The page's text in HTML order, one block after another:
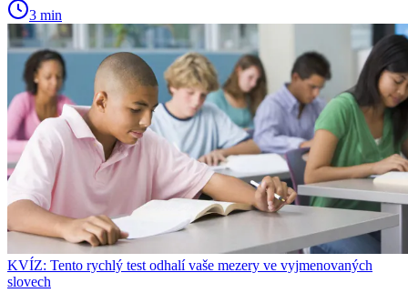
3 min
KVÍZ: Tento rychlý test odhalí vaše mezery ve vyjmenovaných
slovech